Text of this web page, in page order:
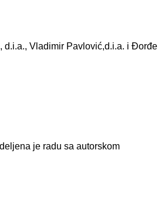
d.i.а., Vlаdimir Pаvlović,d.i.а. i Đorđe
je rаdu sа аutorskom